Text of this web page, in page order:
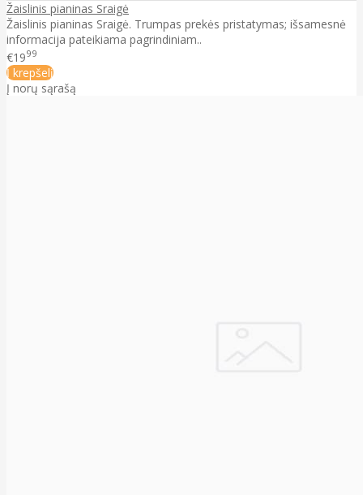
Žaislinis pianinas Sraigė
Žaislinis pianinas Sraigė. Trumpas prekės pristatymas; išsamesnė
informacija pateikiama pagrindiniam..
€1999
Į krepšelį
Į norų sąrašą